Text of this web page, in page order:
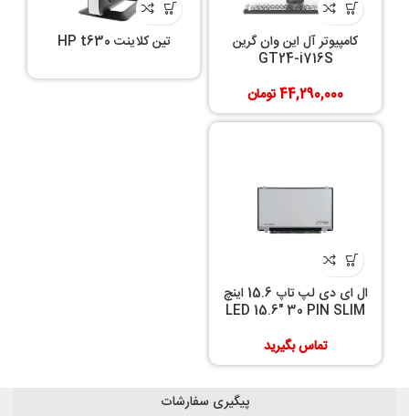
کامپیوتر آل این وان گرین
GT24-i716S
44,290,000تومان
تین کلاینت HP t630
ال ای دی لپ تاپ 15.6 اینچ
LED 15.6″ 30 PIN SLIM‎
تماس بگیرید
پیگیری سفارشات